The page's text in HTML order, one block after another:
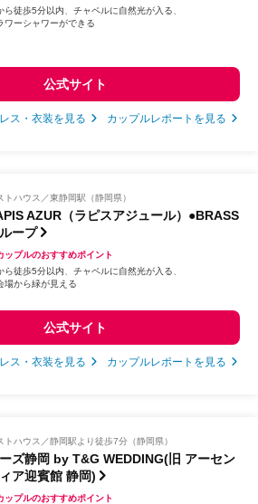
ら徒歩5分以内
チャペルに自然光が入る
ワーシャワーができる
公式サイト
レス・衣装を見る カップルレポートを見る
トハウス 東静岡駅（静岡県）
AZUR（ラピスアジュール）●BRASS
ープ
ップルのおすすめポイント
ら徒歩5分以内
チャペルに自然光が入る
場から緑が見える
公式サイト
レス・衣装を見る カップルレポートを見る
トハウス 静岡駅より徒歩7分（静岡県）
ズ静岡 by T&G WEDDING(旧 アーセン
ア迎賓館 静岡)
ップルのおすすめポイント